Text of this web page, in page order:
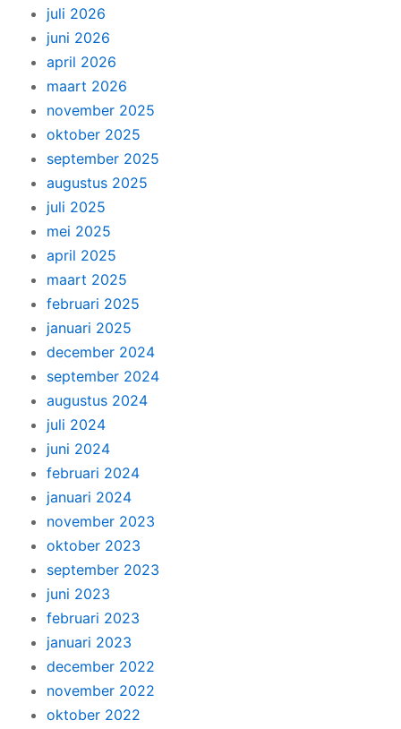
juli 2026
juni 2026
april 2026
maart 2026
november 2025
oktober 2025
september 2025
augustus 2025
juli 2025
mei 2025
april 2025
maart 2025
februari 2025
januari 2025
december 2024
september 2024
augustus 2024
juli 2024
juni 2024
februari 2024
januari 2024
november 2023
oktober 2023
september 2023
juni 2023
februari 2023
januari 2023
december 2022
november 2022
oktober 2022